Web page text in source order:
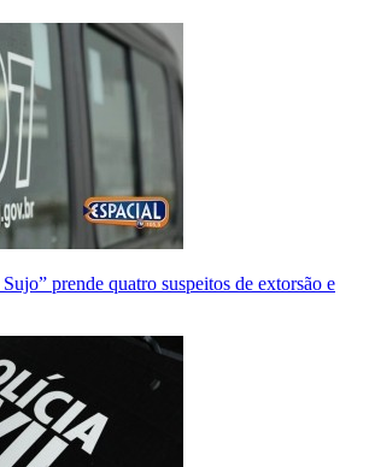
prende quatro suspeitos de extorsão e